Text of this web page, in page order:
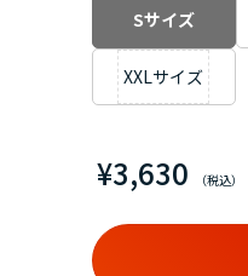
¥3,630
Sサイズ
XXLサイズ